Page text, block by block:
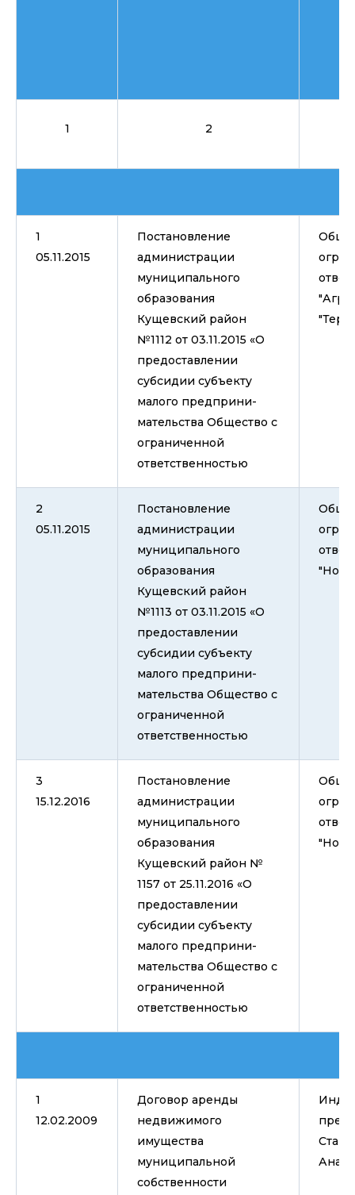
1 2
1
05.11.2015
Постановление
администрации
муниципального
образования
Кущевский район
№1112 от 03.11.2015 «О
предоставлении
субсидии субъекту
малого предприни-
мательства Общество с
ограниченной
ответственностью
2
05.11.2015
Постановление
администрации
муниципального
образования
Кущевский район
№1113 от 03.11.2015 «О
предоставлении
субсидии субъекту
малого предприни-
мательства Общество с
ограниченной
ответственностью
3
15.12.2016
Постановление
администрации
муниципального
образования
Кущевский район №
1157 от 25.11.2016 «О
предоставлении
субсидии субъекту
малого предприни-
мательства Общество с
ограниченной
ответственностью
1
12.02.2009
Договор аренды
недвижимого
имущества
муниципальной
собственности